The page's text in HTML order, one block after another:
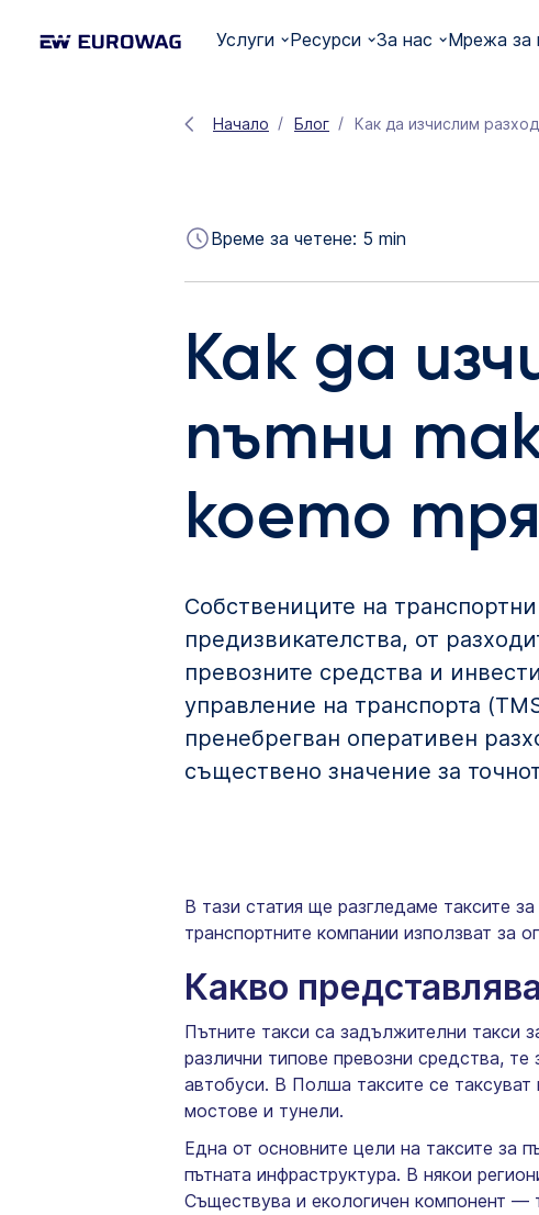
Услуги Ресурси За нас Мрежа за
Начало Блог Как да изчислим
Време за четене: 5 min
Как да
пътни
което
Собствениците на
предизвикателства, от
превозните средства и
управление на транспорта
пренебрегван оперативен
съществено значение за
В тази статия ще разгледаме таксите
транспортните компании използват за
Какво
Пътните такси са задължителни такси
различни типове превозни средства,
автобуси. В Полша таксите се
мостове и тунели.
Една от основните цели на таксите за
пътната инфраструктура. В някои
Съществува и екологичен компонент —